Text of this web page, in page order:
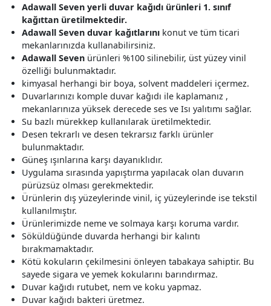
Adawall Seven yerli duvar kağıdı ürünleri 1. sınıf
kağıttan üretilmektedir.
Adawall Seven duvar kağıtlarını konut ve tüm ticari
mekanlarınızda kullanabilirsiniz.
Adawall Seven ürünleri %100 silinebilir, üst yüzey vinil
özelliği bulunmaktadır.
kimyasal herhangi bir boya, solvent maddeleri içermez.
Duvarlarınızı komple duvar kağıdı ile kaplamanız ,
mekanlarınıza yüksek derecede ses ve Isı yalıtımı sağlar.
Su bazlı mürekkep kullanılarak üretilmektedir.
Desen tekrarlı ve desen tekrarsız farklı ürünler
bulunmaktadır.
Güneş ışınlarına karşı dayanıklıdır.
Uygulama sırasında yapıştırma yapılacak olan duvarın
pürüzsüz olması gerekmektedir.
Ürünlerin dış yüzeylerinde vinil, iç yüzeylerinde ise tekstil
kullanılmıştır.
Ürünlerimizde neme ve solmaya karşı koruma vardır.
Söküldüğünde duvarda herhangi bir kalıntı
bırakmamaktadır.
Kötü kokuların çekilmesini önleyen tabakaya sahiptir. Bu
sayede sigara ve yemek kokularını barındırmaz.
Duvar kağıdı rutubet, nem ve koku yapmaz.
Duvar kağıdı bakteri üretmez.